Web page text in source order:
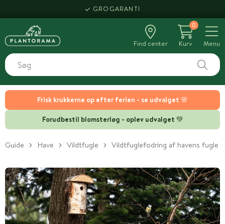
Frisk krukkerne op efter ferien - se udvalget 🌸
Forudbestil blomsterløg - oplev udvalget 💚
GROGARANTI
Find center
0
Kurv
Menu
Guide Have Vildtfugle Vildtfuglefodring af havens fugle